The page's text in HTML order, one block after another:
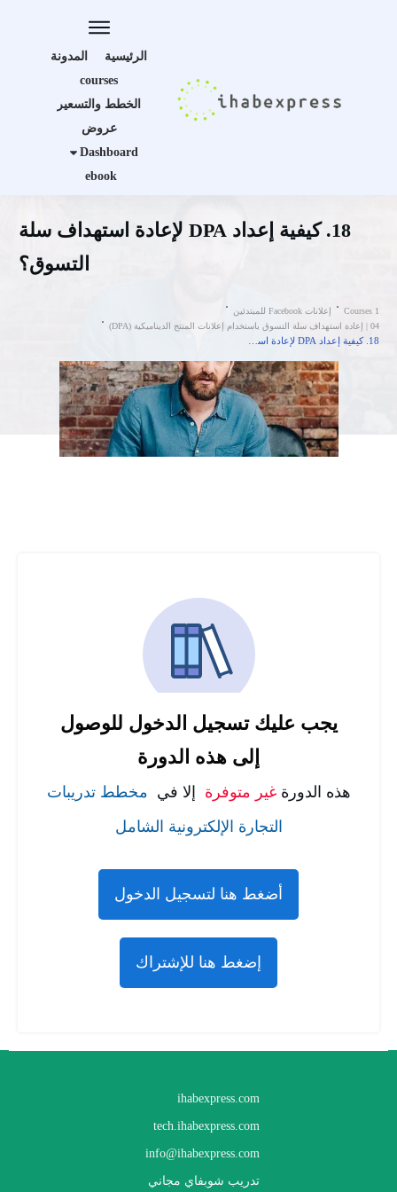
الرئيسية
المدونة
courses
الخطط والتسعير
عروض
Dashboard
ebook
18. كيفية إعداد DPA لإعادة استهداف سلة
التسوق؟
Courses 1
إعلانات Facebook للمبتدئين
04 | إعادة استهداف سلة التسوق باستخدام إعلانات المنتج الديناميكية (DPA)
يجب عليك تسجيل الدخول للوصول
إلى هذه الدورة
هذه الدورةغير متوفرة إلا في مخطط تدريبات
التجارة الإلكترونية الشامل
أضغط هنا لتسجيل الدخول
إضغط هنا للإشتراك
ihabexpress.com
tech.ihabexpress.com
info@ihabexpress.com
تدريب شوبفاي مجاني